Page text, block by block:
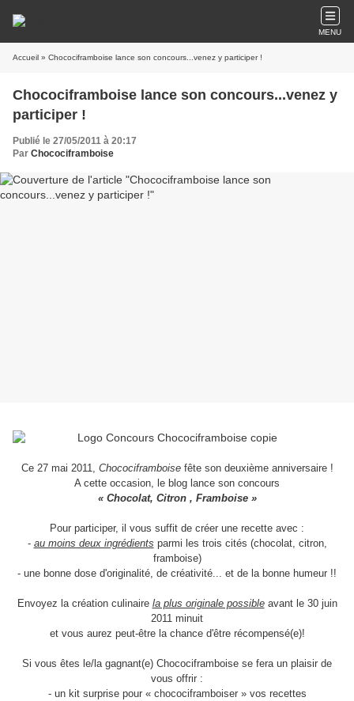
MENU
Accueil » Chocociframboise lance son concours...venez y participer !
Chocociframboise lance son concours...venez y
participer !
Publié le 27/05/2011 à 20:17
Par Chocociframboise
Ce 27 mai 2011, Chocociframboisefête son deuxième anniversaire !
A cette occasion, le blog lance son concours
« Chocolat, Citron , Framboise »
Pour participer, il vous suffit de créer une recette avec :
- au moins deux ingrédients parmi les trois cités (chocolat, citron,
framboise)
- une bonne dose d'originalité, de créativité... et de la bonne humeur !!
Envoyez la création culinaire la plus originale possibleavant le 30 juin
2011 minuit
et vous aurez peut-être la chance d'être récompensé(e)!
Si vous êtes le/la gagnant(e) Chocociframboise se fera un plaisir de
vous offrir :
- un kit surprise pour « chocociframboiser » vos recettes